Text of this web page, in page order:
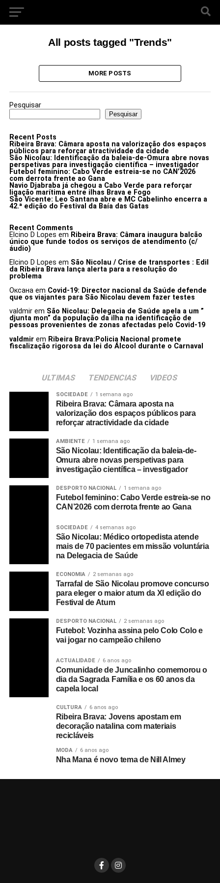
All posts tagged "Trends"
MORE POSTS
Pesquisar
Pesquisar
Recent Posts
Ribeira Brava: Câmara aposta na valorização dos espaços
públicos para reforçar atractividade da cidade
São Nicolau: Identificação da baleia-de-Omura abre novas
perspetivas para investigação científica – investigador
Futebol feminino: Cabo Verde estreia-se no CAN’2026
com derrota frente ao Gana
Navio Djabraba já chegou a Cabo Verde para reforçar
ligação marítima entre ilhas Brava e Fogo
São Vicente: Leo Santana abre e MC Cabelinho encerra a
42.ª edição do Festival da Baía das Gatas
Recent Comments
Elcino D Lopes em Ribeira Brava: Câmara inaugura balcão
único que funde todos os serviços de atendimento (c/
áudio)
Elcino D Lopes em São Nicolau / Crise de transportes : Edil
da Ribeira Brava lança alerta para a resolução do
problema
Оксанаem Covid-19: Director nacional da Saúde defende
que os viajantes para São Nicolau devem fazer testes
valdmirem São Nicolau: Delegacia de Saúde apela a um ”
djunta mon” da população da ilha na identificação de
pessoas provenientes de zonas afectadas pelo Covid-19
valdmirem Ribeira Brava:Policia Nacional promete
fiscalização rigorosa da lei do Álcool durante o Carnaval
ULTIMAS TENDENCIAS VIDEOS
SOCIEDADE 1 semana ago
Ribeira Brava: Câmara aposta na
valorização dos espaços públicos para
reforçar atractividade da cidade
AMBIENTE 1 semana ago
São Nicolau: Identificação da baleia-de-
Omura abre novas perspetivas para
investigação científica – investigador
DESPORTO NACIONAL 1 semana ago
Futebol feminino: Cabo Verde estreia-se no
CAN’2026 com derrota frente ao Gana
SOCIEDADE 4 semanas ago
São Nicolau: Médico ortopedista atende
mais de 70 pacientes em missão voluntária
na Delegacia de Saúde
ECONOMIA 2 semanas ago
Tarrafal de São Nicolau promove concurso
para eleger o maior atum da XI edição do
Festival de Atum
DESPORTO NACIONAL 2 semanas ago
Futebol: Vozinha assina pelo Colo Colo e
vai jogar no campeão chileno
ACTUALIDADE 6 anos ago
Comunidade de Juncalinho comemorou o
dia da Sagrada Família e os 60 anos da
capela local
CULTURA 6 anos ago
Ribeira Brava: Jovens apostam em
decoração natalina com materiais
recicláveis
MODA 6 anos ago
Nha Mana é novo tema de Nill Almey